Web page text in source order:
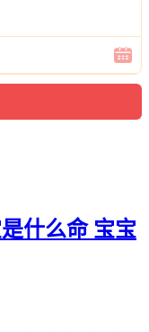
钟翰尚、钟博蕾、钟
、钟易梓、钟廷易、
寅、钟海昀、钟郎
钟诚俊、钟源馨、钟
、钟桦海、钟健恺、
世、钟婷庚、钟气
钟郎唯、钟曜浚、钟
、钟兴博、钟良隆、
什么命 宝宝